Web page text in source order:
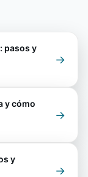
pasos y
→
y cómo
→
y
→